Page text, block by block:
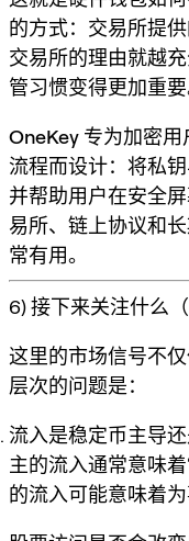
的方式：交易所提
交易所的理由就越
管习惯变得更加重要
OneKey 专为加密
流程而设计：将私
并帮助用户在安全
易所、链上协议和
常有用。
6) 接下来关注什么
这里的市场信号不
层次的问题是：
流入是稳定币主导
主的流入通常意味
的流入可能意味着